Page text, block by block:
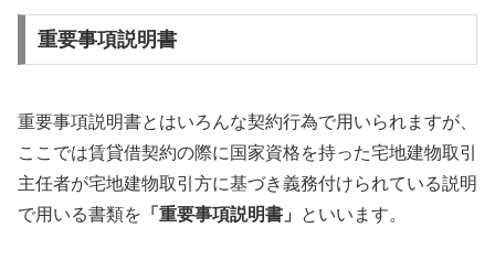
重要事項説明書
重要事項説明書とはいろんな契約行為で用いられますが、
ここでは賃貸借契約の際に国家資格を持った宅地建物取引
主任者が宅地建物取引方に基づき義務付けられている説明
で用いる書類を 「重要事項説明書」 といいます。